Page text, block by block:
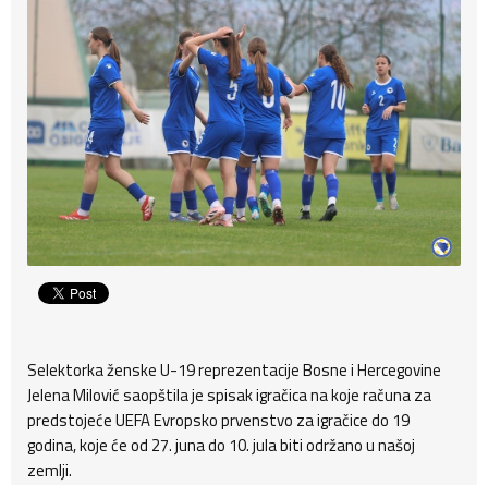
Selektorka ženske U-19 reprezentacije Bosne i Hercegovine
Jelena Milović saopštila je spisak igračica na koje računa za
predstojeće UEFA Evropsko prvenstvo za igračice do 19
godina, koje će od 27. juna do 10. jula biti održano u našoj
zemlji.